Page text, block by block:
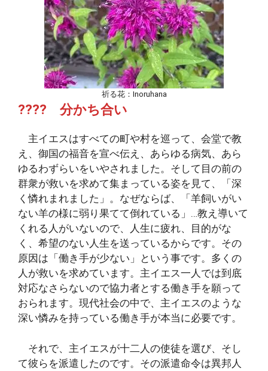
祈る花：Inoruhana
???? 分かち合い
主イエスはすべての町や村を巡って、会堂で教
え、御国の福音を宣べ伝え、あらゆる病気、あら
ゆるわずらいをいやされました。そして目の前の
群衆が救いを求めて集まっている姿を見て、「深
く憐れまれました」。なぜならば、「羊飼いがい
ない羊の様に弱り果てて倒れている」…教え導いて
くれる人がいないので、人生に疲れ、目的がな
く、希望のない人生を送っているからです。その
原因は「働き手が少ない」という事です。多くの
人が救いを求めています。主イエス一人では到底
対応なさらないので協力者とする働き手を願って
おられます。現代社会の中で、主イエスのような
深い憐みを持っている働き手が本当に必要です。
それで、主イエスが十二人の使徒を選び、そし
て彼らを派遣したのです。その派遣命令は異邦人